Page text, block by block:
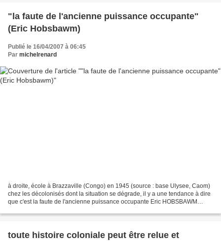
"la faute de l'ancienne puissance occupante"
(Eric Hobsbawm)
Publié le 16/04/2007 à 06:45
Par michelrenard
à droite, école à Brazzaville (Congo) en 1945 (source : base Ulysee, Caom)
chez les décolonisés dont la situation se dégrade, il y a une tendance à dire
que c'est la faute de l'ancienne puissance occupante Eric HOBSBAWM
toute histoire coloniale peut être relue et